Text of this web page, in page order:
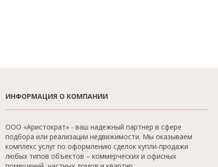
ИНФОРМАЦИЯ О КОМПАНИИ
ООО «Аристократ» - ваш надежный партнер в сфере
подбора или реализации недвижимости. Мы оказываем
комплекс услуг по оформлению сделок купли-продажи
любых типов объектов – коммерческих и офисных